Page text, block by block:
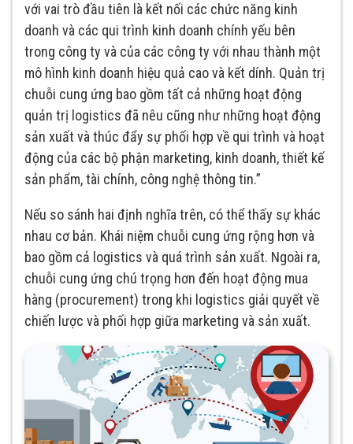
với vai trò đầu tiên là kết nối các chức năng kinh
doanh và các qui trình kinh doanh chính yếu bên
trong công ty và của các công ty với nhau thành một
mô hình kinh doanh hiệu quả cao và kết dính. Quản trị
chuỗi cung ứng bao gồm tất cả những hoạt động
quản trị logistics đã nêu cũng như những hoạt động
sản xuất và thúc đẩy sự phối hợp về qui trình và hoạt
động của các bộ phận marketing, kinh doanh, thiết kế
sản phẩm, tài chính, công nghệ thông tin.”
Nếu so sánh hai định nghĩa trên, có thể thấy sự khác
nhau cơ bản. Khái niệm chuỗi cung ứng rộng hơn và
bao gồm cả logistics và quá trình sản xuất. Ngoài ra,
chuỗi cung ứng chú trọng hơn đến hoạt động mua
hàng (procurement) trong khi logistics giải quyết về
chiến lược và phối hợp giữa marketing và sản xuất.